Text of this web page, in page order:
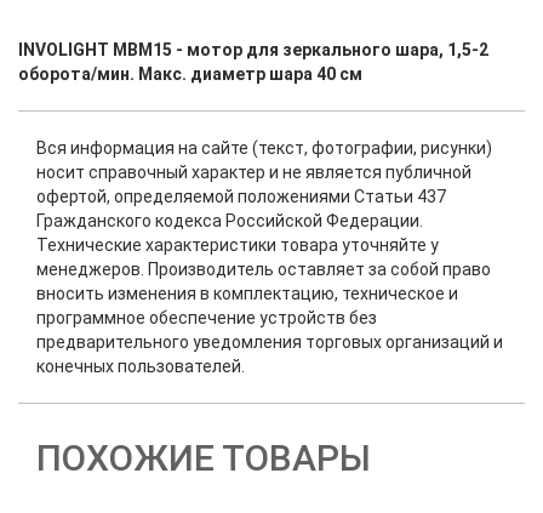
INVOLIGHT MBM15 - мотор для зеркального шара, 1,5-2
оборота/мин. Макс. диаметр шара 40 см
Вся информация на сайте (текст, фотографии, рисунки)
носит справочный характер и не является публичной
офертой, определяемой положениями Статьи 437
Гражданского кодекса Российской Федерации.
Технические характеристики товара уточняйте у
менеджеров. Производитель оставляет за собой право
вносить изменения в комплектацию, техническое и
программное обеспечение устройств без
предварительного уведомления торговых организаций и
конечных пользователей.
ПОХОЖИЕ ТОВАРЫ